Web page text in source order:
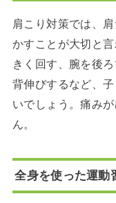
肩こり対策では、
かすことが大切と
きく回す、腕を後
背伸びするなど、
いでしょう。痛み
ん。
全身を使った運動